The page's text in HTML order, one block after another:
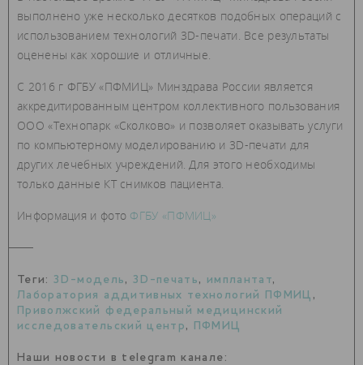
выполнено уже несколько десятков подобных операций с
использованием технологий 3D-печати. Все результаты
оценены как хорошие и отличные.
С 2016 г ФГБУ «ПФМИЦ» Минздрава России является
аккредитированным центром коллективного пользования
ООО «Технопарк «Сколково» и позволяет оказывать услуги
по компьютерному моделированию и 3D-печати для
других лечебных учреждений. Для этого необходимы
только данные КТ снимков пациента.
Информация и фото ФГБУ «ПФМИЦ»
Теги:3D-модель , 3D-печать , имплантат,
Лаборатория аддитивных технологий ПФМИЦ ,
Приволжский федеральный медицинский
исследовательский центр , ПФМИЦ
Наши новости в telegram канале: